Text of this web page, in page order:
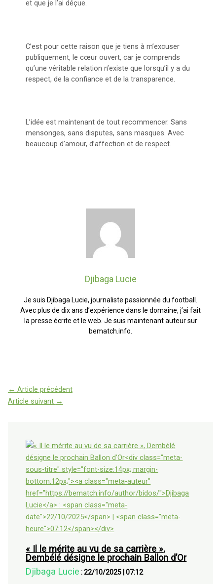
et que je l’ai déçue.
C’est pour cette raison que je tiens à m’excuser
publiquement, le cœur ouvert, car je comprends
qu’une véritable relation n’existe que lorsqu’il y a du
respect, de la confiance et de la transparence.
L’idée est maintenant de tout recommencer. Sans
mensonges, sans disputes, sans masques. Avec
beaucoup d’amour, d’affection et de respect.
Djibaga Lucie
Je suis Djibaga Lucie, journaliste passionnée du football.
Avec plus de dix ans d’expérience dans le domaine, j’ai fait
la presse écrite et le web. Je suis maintenant auteur sur
bematch.info.
← Article précédent
Article suivant →
« Il le mérite au vu de sa carrière »,
Dembélé désigne le prochain Ballon d’Or
Djibaga Lucie :22/10/2025 |07:12